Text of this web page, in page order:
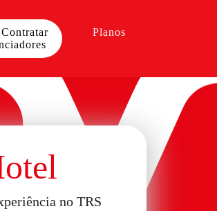
Planos
no TRS